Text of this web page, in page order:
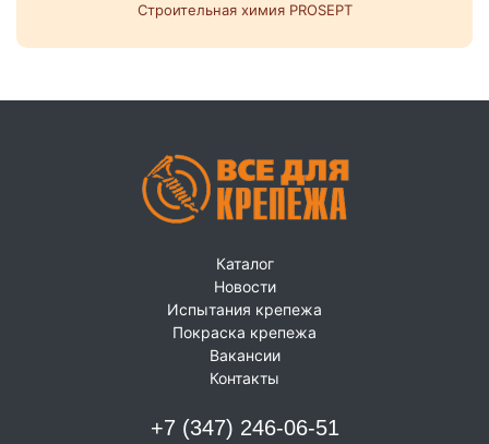
Строительная химия PROSEPT
Каталог
Новости
Испытания крепежа
Покраска крепежа
Вакансии
Контакты
+7 (347) 246-06-51